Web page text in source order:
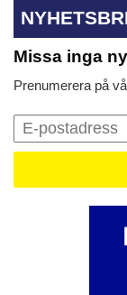
Missa inga
Prenumerera på